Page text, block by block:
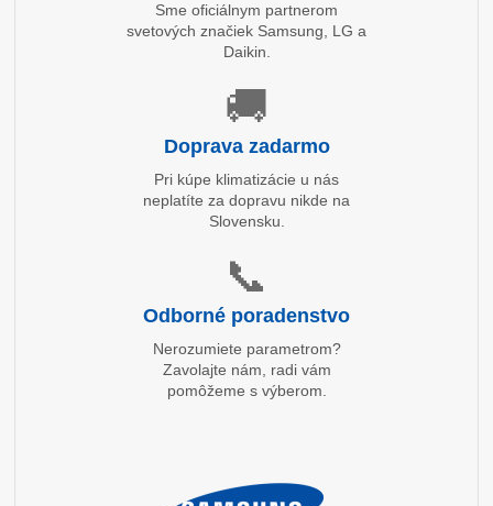
Sme oficiálnym partnerom
svetových značiek Samsung, LG a
Daikin.
🚚
Doprava zadarmo
Pri kúpe klimatizácie u nás
neplatíte za dopravu nikde na
Slovensku.
📞
Odborné poradenstvo
Nerozumiete parametrom?
Zavolajte nám, radi vám
pomôžeme s výberom.